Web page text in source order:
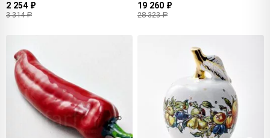
2 254 ₽
3 314 ₽
19 260 ₽
28 323 ₽